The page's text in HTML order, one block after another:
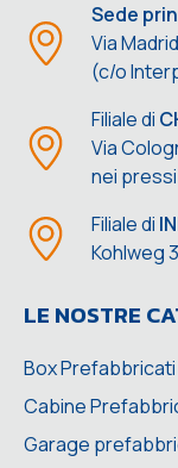
Sede
Via
(c/o
Filiale di
Via
nei
Filiale di
Kohlweg
LE NOSTRE
Box Prefabbricati
Cabine
Garage